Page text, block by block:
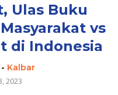
Ulas Buku
vs
di Indonesia
- Kalbar
2023